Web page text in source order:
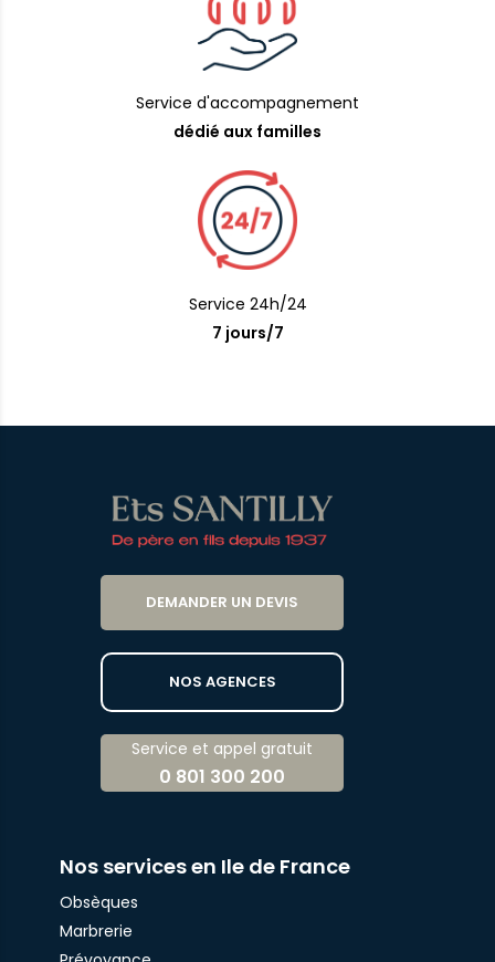
Service d'accompagnement
dédié aux familles
Service 24h/24
7 jours/7
DEMANDER UN DEVIS
NOS AGENCES
Service et appel gratuit
0 801 300 200
Nos services en Ile de France
Obsèques
Marbrerie